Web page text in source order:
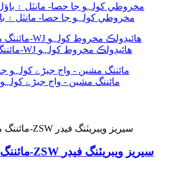
مخروطي کولہو جا حصا- مانٽل ۽
مائننگ مشين-WJ هائيڊولڪ مخروط کولہو
مائننگ مشين - واج جبڑے
مائننگ مشين-ZSW سيريز ويبريٽنگ فيڊر